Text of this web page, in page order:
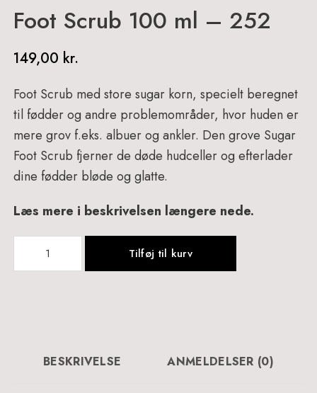
Foot Scrub 100 ml – 252
149,00 kr.
Foot Scrub med store sugar korn, specielt beregnet
til fødder og andre problemområder, hvor huden er
mere grov f.eks. albuer og ankler. Den grove Sugar
Foot Scrub fjerner de døde hudceller og efterlader
dine fødder bløde og glatte.
Læs mere i beskrivelsen længere nede.
Tilføj til kurv
BESKRIVELSE ANMELDELSER (0)